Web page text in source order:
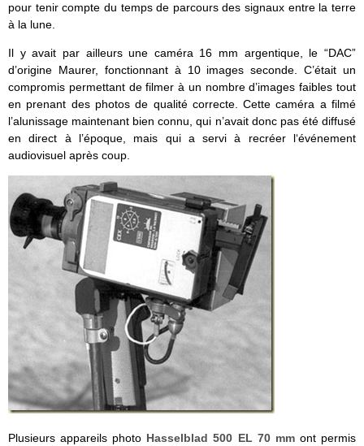
pour tenir compte du temps de parcours des signaux entre la terre
à la lune.
Il y avait par ailleurs une caméra 16 mm argentique, le “DAC”
d’origine Maurer, fonctionnant à 10 images seconde. C’était un
compromis permettant de filmer à un nombre d’images faibles tout
en prenant des photos de qualité correcte. Cette caméra a filmé
l’alunissage maintenant bien connu, qui n’avait donc pas été diffusé
en direct à l’époque, mais qui a servi à recréer l‘événement
audiovisuel après coup.
Plusieurs appareils photo Hasselblad 500 EL 70 mmont permis